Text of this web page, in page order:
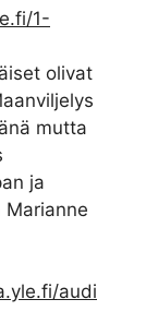
1-
olivat
mutta
ja
audi